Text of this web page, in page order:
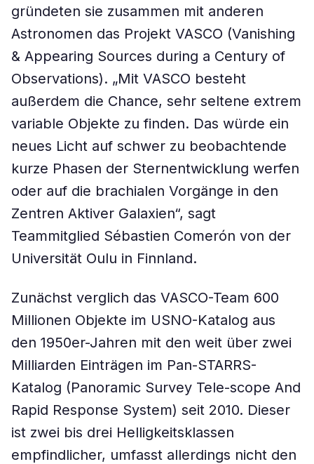
gründeten sie zusammen mit anderen
Astronomen das Projekt VASCO (Vanishing
& Appearing Sources during a Century of
Observations). „Mit VASCO besteht
außerdem die Chance, sehr seltene extrem
variable Objekte zu finden. Das würde ein
neues Licht auf schwer zu beobachtende
kurze Phasen der Sternentwicklung werfen
oder auf die brachialen Vorgänge in den
Zentren Aktiver Galaxien“, sagt
Teammitglied Sébastien Comerón von der
Universität Oulu in Finnland.
Zunächst verglich das VASCO-Team 600
Millionen Objekte im USNO-Katalog aus
den 1950er-Jahren mit den weit über zwei
Milliarden Einträgen im Pan-STARRS-
Katalog (Panoramic Survey Tele-scope And
Rapid Response System) seit 2010. Dieser
ist zwei bis drei Helligkeitsklassen
empfindlicher, umfasst allerdings nicht den